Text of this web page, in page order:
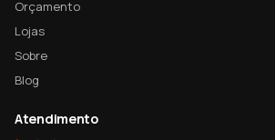
Orçamento
Lojas
Sobre
Blog
Atendimento